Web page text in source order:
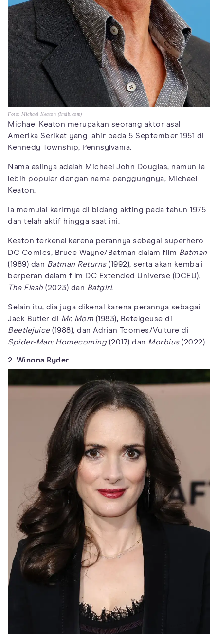
Foto: Michael Keaton (Imdb.com)
Michael Keaton merupakan seorang aktor asal
Amerika Serikat yang lahir pada 5 September 1951 di
Kennedy Township, Pennsylvania.
Nama aslinya adalah Michael John Douglas, namun Ia
lebih populer dengan nama panggungnya, Michael
Keaton.
Ia memulai karirnya di bidang akting pada tahun 1975
dan telah aktif hingga saat ini.
Keaton terkenal karena perannya sebagai superhero
DC Comics, Bruce Wayne/Batman dalam film Batman
(1989) dan Batman Returns(1992), serta akan kembali
berperan dalam film DC Extended Universe (DCEU),
The Flash (2023) dan Batgirl.
Selain itu, dia juga dikenal karena perannya sebagai
Jack Butler di Mr. Mom (1983), Betelgeuse di
Beetlejuice(1988), dan Adrian Toomes/Vulture di
Spider-Man: Homecoming(2017) dan Morbius(2022).
2. Winona Ryder